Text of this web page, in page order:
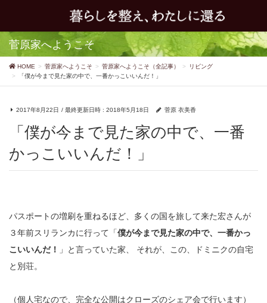
菅原家へようこそ
HOME 菅原家へようこそ 菅原家へようこそ（全記事）
リビング
「僕が今まで見た家の中で、一番かっこいいんだ！」
2017年8月22日 / 最終更新日時 : 2018年5月18日 菅原 衣美香
「僕が今まで見た家の中で、一番
かっこいいんだ！」
パスポートの増刷を重ねるほど、多くの国を旅して来た宏さんが
３年前スリランカに行って「僕が今まで見た家の中で、一番かっ
こいいんだ！
」と言っていた家、
それが、この、ドミニクの自宅
と別荘。
（個人宅なので、完全な公開はクローズのシェア会で行います）